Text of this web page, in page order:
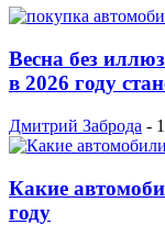
Весна без
в 2026 году
Дмитрий Заброда -
Какие
году